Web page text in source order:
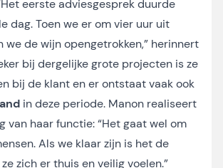
eerste adviesgesprek duurde
dag. Toen we er om vier uur uit
we de wijn opengetrokken,” herinnert
bij dergelijke grote projecten is ze
bij de klant en er ontstaat vaak ook
in deze periode. Manon realiseert
van haar functie: “Het gaat wel om
Als we klaar zijn is het de
zich er thuis en veilig voelen.”